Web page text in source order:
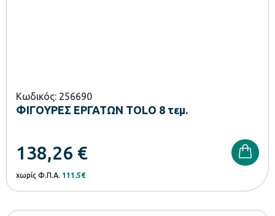
Κωδικός: 256690
ΦΙΓΟΥΡΕΣ ΕΡΓΑΤΩΝ TOLO 8 τεμ.
138,26 €
χωρίς Φ.Π.Α. 111.5€